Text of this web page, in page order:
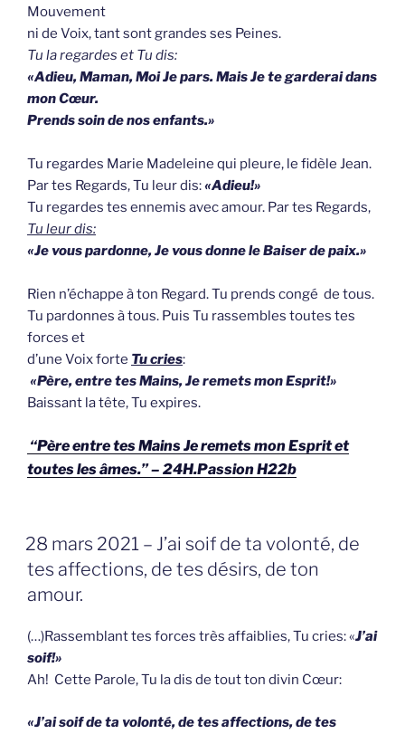
Mouvement
ni de Voix, tant sont grandes ses Peines.
Tu la regardes et Tu dis:
«Adieu, Maman, Moi Je pars. Mais Je te garderai dans
mon Cœur.
Prends soin de nos enfants.»
Tu regardes Marie Madeleine qui pleure, le fidèle Jean.
Par tes Regards, Tu leur dis:«Adieu!»
Tu regardes tes ennemis avec amour. Par tes Regards,
Tu leur dis:
«Je vous pardonne, Je vous donne le Baiser de paix.»
Rien n’échappe à ton Regard. Tu prends congé de tous.
Tu pardonnes à tous. Puis Tu rassembles toutes tes
forces et
d’une Voix forte Tu cries:
«Père, entre tes Mains, Je remets mon Esprit!»
Baissant la tête, Tu expires.
“Père entre tes Mains Je remets mon Esprit et
toutes les âmes.” – 24H.Passion H22b
GEPLAATST
OP
28 mars 2021 – J’ai soif de ta volonté, de
tes affections, de tes désirs, de ton
amour.
(…)Rassemblant tes forces très affaiblies, Tu cries: «J’ai
soif!»
Ah! Cette Parole, Tu la dis de tout ton divin Cœur:
«J’ai soif de ta volonté, de tes affections, de tes